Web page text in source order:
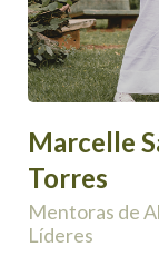
Marcelle
Torres
Mentoras de
Líderes